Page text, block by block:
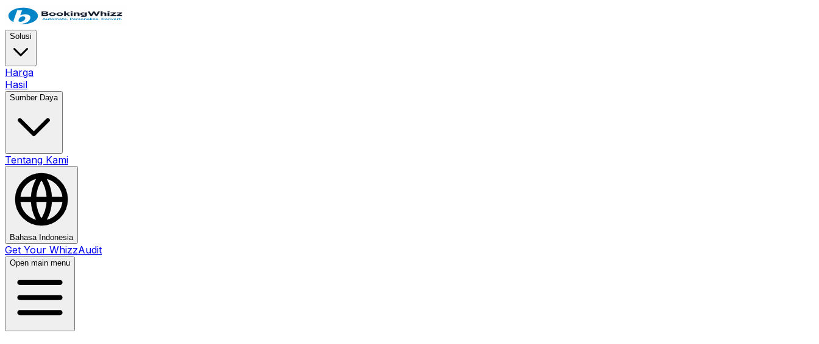
Solusi
Harga
Hasil
Sumber Daya
Tentang Kami
Bahasa Indonesia
Get Your WhizzAudit
Open main menu